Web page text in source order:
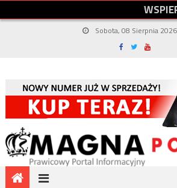
WSPIE
Sobota, 08 Sierpnia 2026